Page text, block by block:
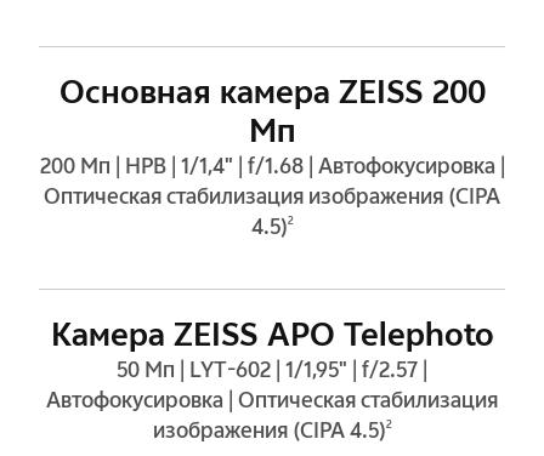
Основная камера ZEISS 200
Мп
200 Мп | HPB | 1/1,4" | f/1.68 | Автофокусировка |
Оптическая стабилизация изображения (CIPA
4.5)2
Камера ZEISS APO Telephoto
50 Мп | LYT-602 | 1/1,95" | f/2.57 |
Автофокусировка | Оптическая стабилизация
изображения (CIPA 4.5)2